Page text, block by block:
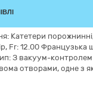
Катетери
Fr: 12.00 Французька
З вакуум-контролем
отворами, одне з